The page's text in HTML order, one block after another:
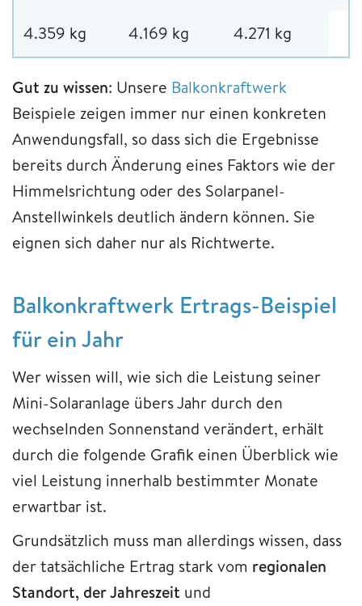
4.359 kg 4.169 kg 4.271 kg
Gut zu wissen: Unsere Balkonkraftwerk
Beispiele zeigen immer nur einen konkreten
Anwendungsfall, so dass sich die Ergebnisse
bereits durch Änderung eines Faktors wie der
Himmelsrichtung oder des Solarpanel-
Anstellwinkels deutlich ändern können. Sie
eignen sich daher nur als Richtwerte.
Balkonkraftwerk Ertrags-Beispiel
für ein Jahr
Wer wissen will, wie sich die Leistung seiner
Mini-Solaranlage übers Jahr durch den
wechselnden Sonnenstand verändert, erhält
durch die folgende Grafik einen Überblick wie
viel Leistung innerhalb bestimmter Monate
erwartbar ist.
Grundsätzlich muss man allerdings wissen, dass
der tatsächliche Ertrag stark vom regionalen
Standort, der Jahreszeit und